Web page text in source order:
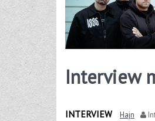
Interview
INTERVIEW Hajn